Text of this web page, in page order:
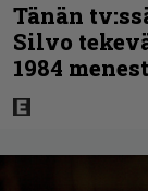
Tänän
Silvo
1984